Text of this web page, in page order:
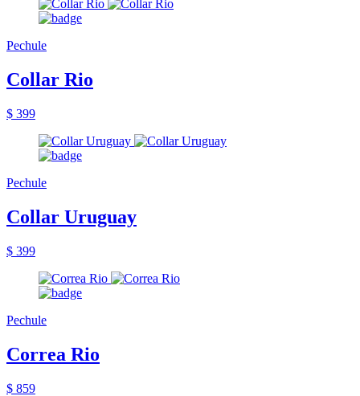
Pechule
Collar Rio
$ 399
Pechule
Collar Uruguay
$ 399
Pechule
Correa Rio
$ 859